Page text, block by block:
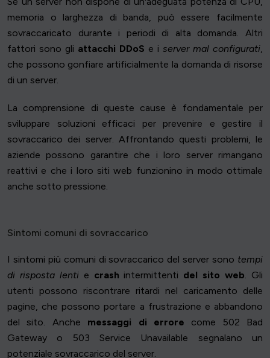
memoria o larghezza di banda, può essere facilmente
sovraccaricato durante i periodi di alta domanda. Altri
fattori sono gli attacchi DDoS e i server mal configurati,
che possono gonfiare artificialmente la domanda di risorse
di un server.
La comprensione di queste cause è fondamentale per
sviluppare soluzioni efficaci per prevenire e gestire il
sovraccarico dei server. Affrontando questi problemi, le
aziende possono garantire che i loro server rimangano
reattivi e che i loro siti web funzionino in modo ottimale
anche sotto pressione.
Sintomi comuni di sovraccarico
I sintomi più comuni di sovraccarico del server sono tempi
di risposta lentie crash intermittenti del sito web. Gli
utenti possono riscontrare ritardi nel caricamento delle
pagine, che possono portare a frustrazione e abbandono
del sito. Anche messaggi di errore come 502 Bad
Gateway o 503 Service Unavailable segnalano un
potenziale sovraccarico del server.